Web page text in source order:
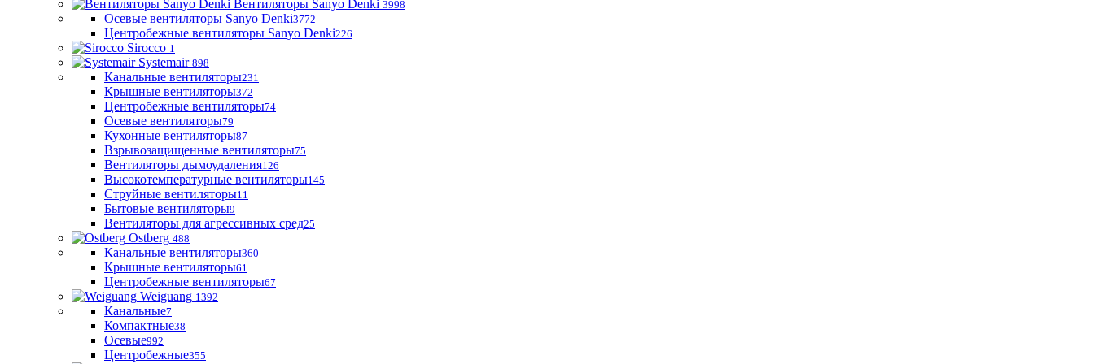
Вентиляторы Sanyo Denki 3998
Осевые вентиляторы Sanyo Denki3772
Центробежные вентиляторы Sanyo Denki226
Sirocco 1
Systemair 898
Канальные вентиляторы231
Крышные вентиляторы372
Центробежные вентиляторы74
Осевые вентиляторы79
Кухонные вентиляторы87
Взрывозащищенные вентиляторы75
Вентиляторы дымоудаления126
Высокотемпературные вентиляторы145
Струйные вентиляторы11
Бытовые вентиляторы9
Вентиляторы для агрессивных сред25
Ostberg 488
Канальные вентиляторы360
Крышные вентиляторы61
Центробежные вентиляторы67
Weiguang 1392
Канальные7
Компактные38
Осевые992
Центробежные355